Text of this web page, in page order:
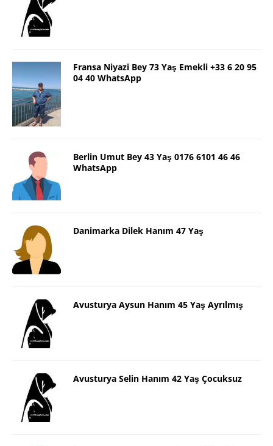
Fransa Niyazi Bey 73 Yaş Emekli +33 6 20 95
04 40 WhatsApp
Berlin Umut Bey 43 Yaş 0176 6101 46 46
WhatsApp
Danimarka Dilek Hanım 47 Yaş
Avusturya Aysun Hanım 45 Yaş Ayrılmış
Avusturya Selin Hanım 42 Yaş Çocuksuz